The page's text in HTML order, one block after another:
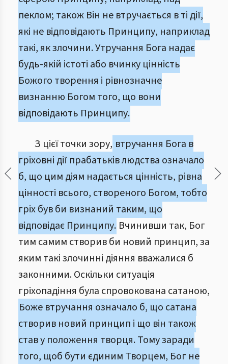
пеклом; також Він не втручається в ті дії,
які не відповідають Принципу, наприклад
такі, як злочини. Утручання Бога надає
будь-якій істоті або вчинку цінність
Божого творення і рівнозначне
визнанню Богом того, що вони
відповідають Принципу.
З цієї точки зору, втручання Бога в
гріховні дії прабатьків людства означало
б, що цим діям надається цінність, рівна
цінності всього, створеного Богом, тобто
гріх був би визнаний таким, що
відповідає Принципу. Вчинивши так, Бог
тим самим створив би новий принцип, за
яким такі злочинні діяння вважалися б
законними. Оскільки ситуація
гріхопадіння була спровокована сатаною,
Боже втручання означало б, що сатана
створив новий принцип і що він також
став у положення творця. Тому заради
того, щоб бути єдиним Творцем, Бог не